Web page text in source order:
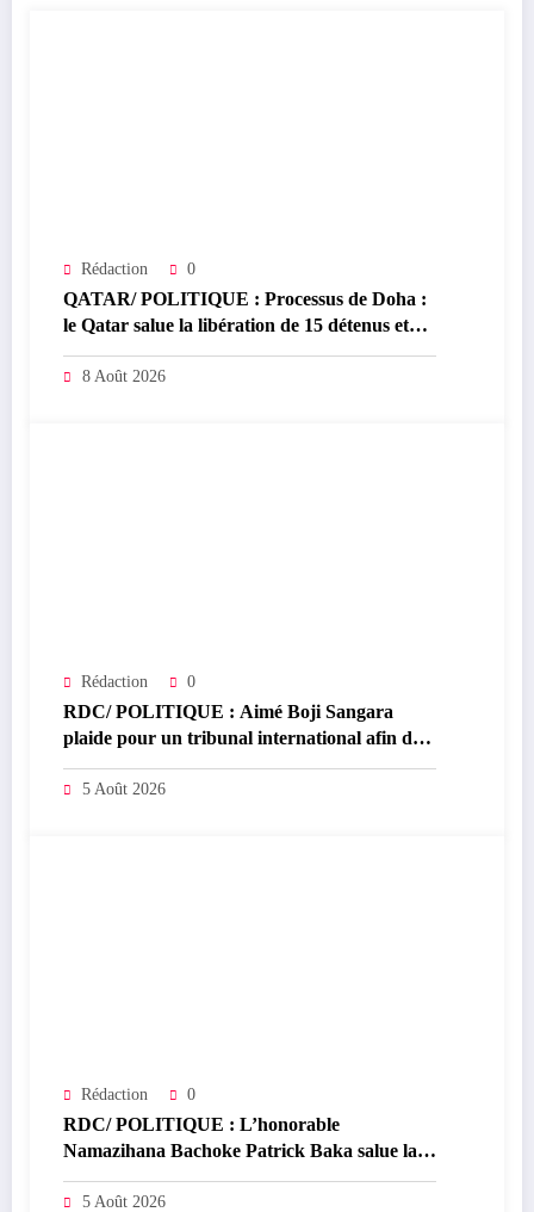
Rédaction 0
QATAR/ POLITIQUE : Processus de Doha :
le Qatar salue la libération de 15 détenus et
leur transfert à l’AFC/M23
8 Août 2026
Rédaction 0
RDC/ POLITIQUE : Aimé Boji Sangara
plaide pour un tribunal international afin de
rendre justice aux victimes des conflits en
RDC
5 Août 2026
Rédaction 0
RDC/ POLITIQUE : L’honorable
Namazihana Bachoke Patrick Baka salue la
suspension de l’arrêté interministériel sur
l’économie numérique
5 Août 2026